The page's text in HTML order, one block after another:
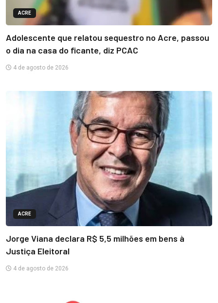
ACRE
Adolescente que relatou sequestro no Acre, passou
o dia na casa do ficante, diz PCAC
4 de agosto de 2026
ACRE
Jorge Viana declara R$ 5,5 milhões em bens à
Justiça Eleitoral
4 de agosto de 2026